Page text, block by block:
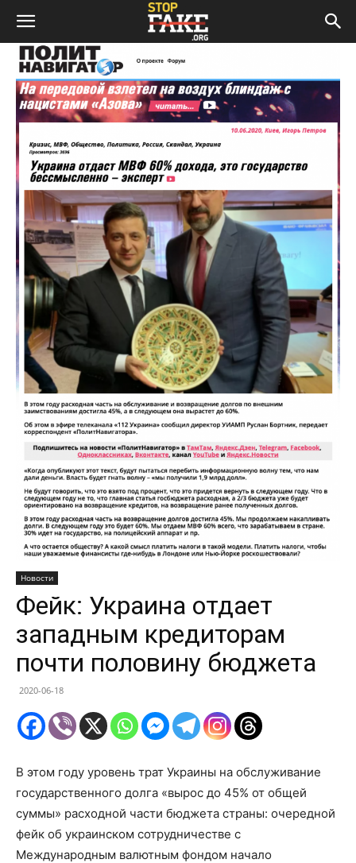
Новости
Фейк: Украина отдает
западным кредиторам
почти половину бюджета
2020-06-18
В этом году уровень трат Украины на обслуживание
государственного долга «вырос до 45% от общей
суммы» расходной части бюджета страны: очередной
фейк об украинском сотрудничестве с
Международным валютным фондом начало